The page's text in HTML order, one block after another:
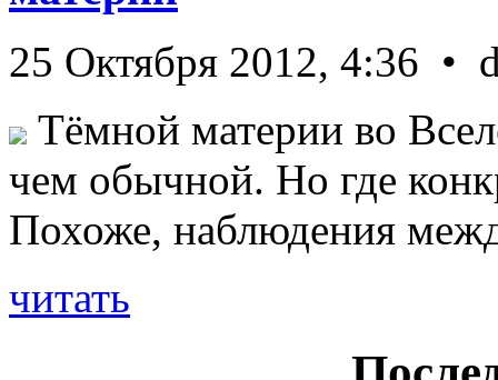
25 Октября 2012, 4:36 •
Тёмной материи во
чем обычной. Но где
Похоже, наблюдения
читать